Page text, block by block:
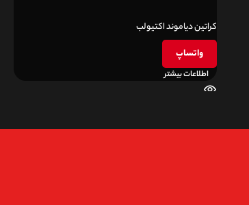
کراتین دیاموند اکتیولب
واتساپ
اطلاعات بیشتر